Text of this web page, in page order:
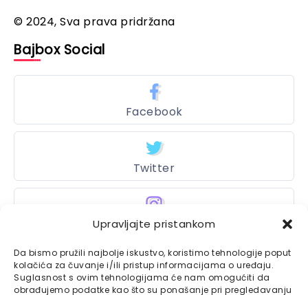
Upravljajte pristankom
Da bismo pružili najbolje iskustvo, koristimo tehnologije poput
kolačića za čuvanje i/ili pristup informacijama o uređaju.
Suglasnost s ovim tehnologijama će nam omogućiti da
obrađujemo podatke kao što su ponašanje pri pregledavanju
© 2024, Sva prava pridržana
Bajbox Social
Facebook
Twitter
Instagram
Bajtbox